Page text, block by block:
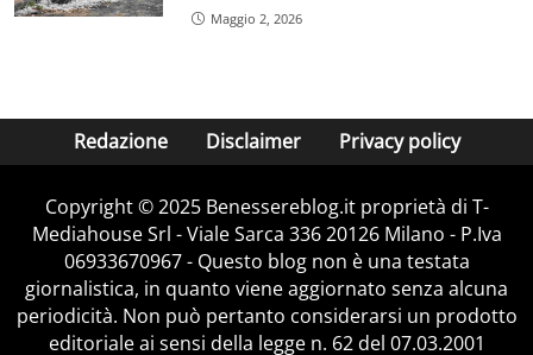
Maggio 2, 2026
Redazione Disclaimer Privacy policy
Copyright © 2025 Benessereblog.it proprietà di T-
Mediahouse Srl - Viale Sarca 336 20126 Milano - P.Iva
06933670967 - Questo blog non è una testata
giornalistica, in quanto viene aggiornato senza alcuna
periodicità. Non può pertanto considerarsi un prodotto
editoriale ai sensi della legge n. 62 del 07.03.2001